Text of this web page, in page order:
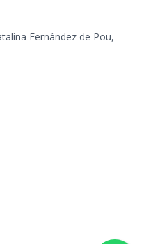
Fernández de Pou,